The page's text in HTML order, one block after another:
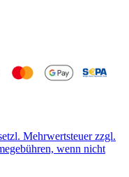
Mehrwertsteuer zzgl.
wenn nicht